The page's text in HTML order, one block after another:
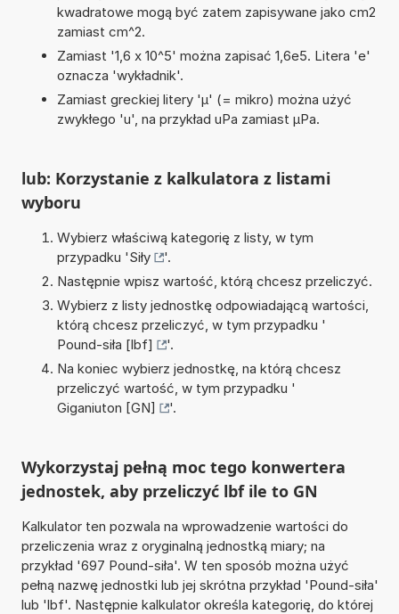
kwadratowe mogą być zatem zapisywane jako cm2
zamiast cm^2.
Zamiast '1,6 x 10^5' można zapisać 1,6e5. Litera 'e'
oznacza 'wykładnik'.
Zamiast greckiej litery 'µ' (= mikro) można użyć
zwykłego 'u', na przykład uPa zamiast µPa.
lub: Korzystanie z kalkulatora z listami
wyboru
Wybierz właściwą kategorię z listy, w tym
przypadku 'Siły
'.
Następnie wpisz wartość, którą chcesz przeliczyć.
Wybierz z listy jednostkę odpowiadającą wartości,
którą chcesz przeliczyć, w tym przypadku '
Pound-siła [lbf]
'.
Na koniec wybierz jednostkę, na którą chcesz
przeliczyć wartość, w tym przypadku '
Giganiuton [GN]
'.
Wykorzystaj pełną moc tego konwertera
jednostek, aby przeliczyć lbf ile to GN
Kalkulator ten pozwala na wprowadzenie wartości do
przeliczenia wraz z oryginalną jednostką miary; na
przykład '697 Pound-siła'. W ten sposób można użyć
pełną nazwę jednostki lub jej skrótna przykład 'Pound-siła'
lub 'lbf'. Następnie kalkulator określa kategorię, do której